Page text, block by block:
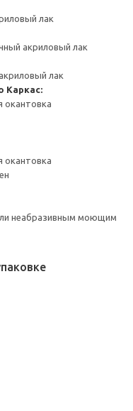
лак
акриловый лак
лак
Каркас:
окантовка
окантовка
неабразивным моющим